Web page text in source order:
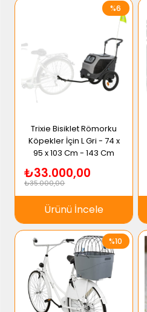
Trixie Bisiklet Römorku
Köpekler İçin L Gri - 74 x
95 x 103 Cm - 143 Cm
₺33.000,00
₺35.000,00
Ürünü İncele
%6
%10